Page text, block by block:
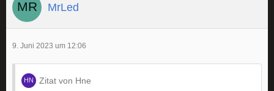
MrLed
9. Juni 2023 um 12:06
Zitat von Hne